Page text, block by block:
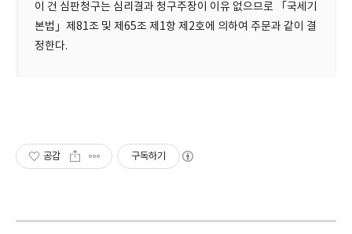
이 건 심판청구는 심리결과 청구주장이 이유 없으므로 「국세기
본법」제81조 및 제65조 제1항 제2호에 의하여 주문과 같이 결
정한다.
공감 구독하기